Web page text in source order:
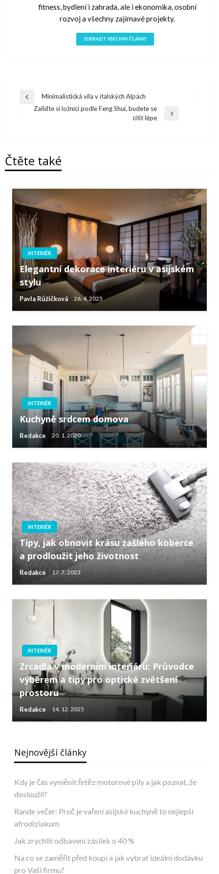
fitness, bydlení i zahrada, ale i ekonomika, osobní
rozvoj a všechny zajímavé projekty.
ZOBRAZIT VŠECHNY ČLÁNKY
Navigace
pro
Předchazí
článek
Minimalistická vila v italských Alpách
Zařiďte si ložnici podle Feng Shui, budete se
cítit lépe
Čtěte také
INTERIÉR
Elegantní dekorace interiéru v asijském
stylu
Pavla Růžičková 26. 4. 2025
INTERIÉR
Kuchyně srdcem domova
Redakce 20. 1. 2020
INTERIÉR
Tipy, jak obnovit krásu zašlého koberce
a prodloužit jeho životnost
Redakce 17. 7. 2023
INTERIÉR
Zrcadla v moderním interiéru: Průvodce
výběrem a tipy pro optické zvětšení
prostoru
Redakce 14. 12. 2025
Nejnovější články
Kdy je čas vyměnit řetěz motorové pily a jak poznat, že
dosloužil?
Rande večer: Proč je vaření asijské kuchyně to nejlepší
afrodiziakum
Jak zrychlit odbavení zásilek o 40 %
Na co se zaměřit před koupí a jak vybrat ideální dodávku
pro Vaši firmu?